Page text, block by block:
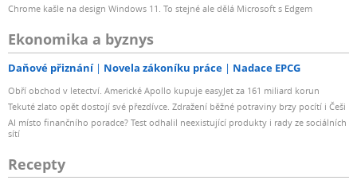
Chrome kašle na design Windows 11. To stejné ale dělá Microsoft s Edgem
Ekonomika a byznys
Daňové přiznání Novela zákoníku práce Nadace EPCG
Obří obchod v letectví. Americké Apollo kupuje easyJet za 161 miliard korun
Tekuté zlato opět dostojí své přezdívce. Zdražení běžné potraviny brzy pocítí i Češi
AI místo finančního poradce? Test odhalil neexistující produkty i rady ze sociálních
sítí
Recepty